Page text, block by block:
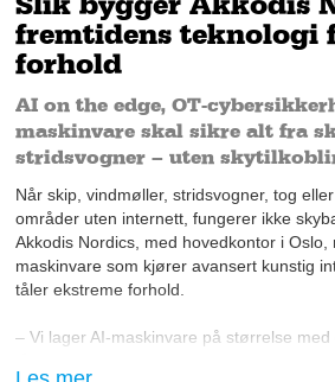
Slik bygger Akkodis
fremtidens teknologi
forhold
AI on the edge, OT-
maskinvare skal sikre alt fra
stridsvogner – uten
Når skip, vindmøller, stridsvogner, tog
områder uten internett, fungerer ikke
Akkodis Nordics, med hovedkontor i
maskinvare som kjører avansert kunstig
tåler ekstreme forhold.
– Vi lager AI-maskinvare på størrelse